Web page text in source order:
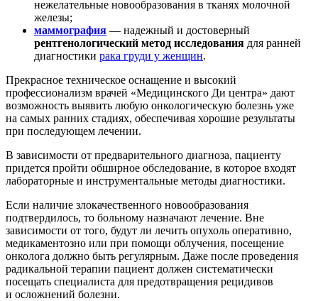
нежелательные новообразования в тканях молочной
железы;
маммография — надежный и достоверный
рентгенологический метод исследования для ранней
диагностики рака груди у женщин.
Прекрасное техническое оснащение и высокий
профессионализм врачей «Медицинского Ди центра» дают
возможность выявить любую онкологическую болезнь уже
на самых ранних стадиях, обеспечивая хорошие результаты
при последующем лечении.
В зависимости от предварительного диагноза, пациенту
придется пройти обширное обследование, в которое входят
лабораторные и инструментальные методы диагностики.
Если наличие злокачественного новообразования
подтвердилось, то больному назначают лечение. Вне
зависимости от того, будут ли лечить опухоль оперативно,
медикаментозно или при помощи облучения, посещение
онколога должно быть регулярным. Даже после проведения
радикальной терапии пациент должен систематически
посещать специалиста для предотвращения рецидивов
и осложнений болезни.